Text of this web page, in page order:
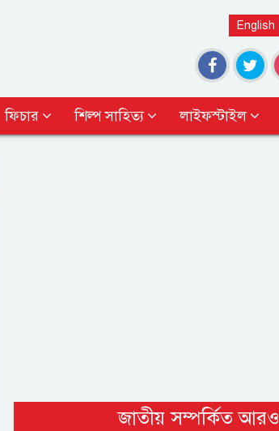
English
ফিচার শিল্প সাহিত্য লাইফস্টাইল
জাতীয় সম্পর্কিত আরও